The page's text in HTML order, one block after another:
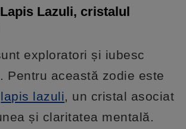
Lazuli, cristalul
exploratori și iubesc
Pentru această zodie este
lapis lazuli, un cristal asociat
și claritatea mentală.